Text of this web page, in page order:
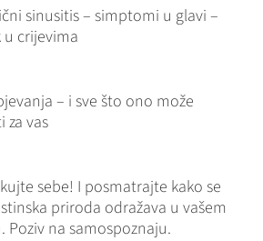
sinusitis – simptomi u glavi –
u crijevima
– i sve što ono može
za vas
sebe! I posmatrajte kako se
priroda odražava u vašem
Poziv na samospoznaju.